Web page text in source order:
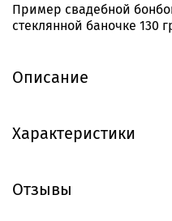
Пример свадебной
стеклянной баночке 130
Описание
Характеристики
Отзывы